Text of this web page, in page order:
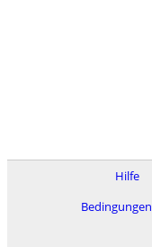
Hilfe
Bedingungen